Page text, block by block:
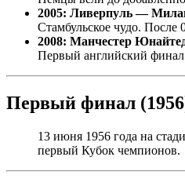
2005: Ливерпуль —
Стамбульское чудо. После
2008: Манчестер
Первый английский
Первый финал
13 июня 1956 года на
первый Кубок чемпионов.